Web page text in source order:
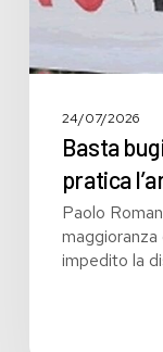
24/07/2026
Basta
pratica
Paolo
maggioranza
impedito la